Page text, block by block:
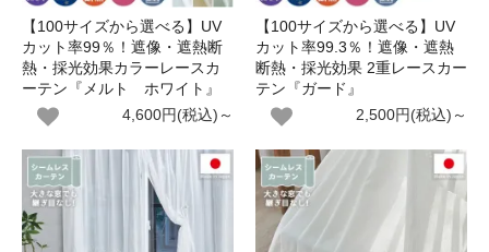
【100サイズから選べる】UV
カット率99％！遮像・遮熱断
熱・採光効果カラーレースカ
ーテン『メルト ホワイト』
4,600円(税込)～
【100サイズから選べる】UV
カット率99.3％！遮像・遮熱
断熱・採光効果 2重レースカー
テン『ガード』
2,500円(税込)～